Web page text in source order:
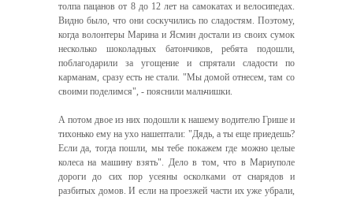
толпа пацанов от 8 до 12 лет на самокатах и велосипедах.
Видно было, что они соскучились по сладостям. Поэтому,
когда волонтеры Марина и Ясмин достали из своих сумок
несколько шоколадных батончиков, ребята подошли,
поблагодарили за угощение и спрятали сладости по
карманам, сразу есть не стали. "Мы домой отнесем, там со
своими поделимся", - пояснили мальчишки.
А потом двое из них подошли к нашему водителю Грише и
тихонько ему на ухо нашептали: "Дядь, а ты еще приедешь?
Если да, тогда пошли, мы тебе покажем где можно целые
колеса на машину взять". Дело в том, что в Мариуполе
дороги до сих пор усеяны осколками от снарядов и
разбитых домов. И если на проезжей части их уже убрали,